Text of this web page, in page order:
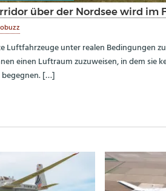
über der Nordsee wird im
Luftfahrzeuge unter realen Bedingungen
einen Luftraum zuzuweisen, in dem sie
[…]